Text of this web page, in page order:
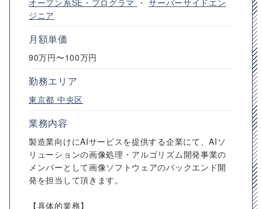
オープン系SE・プログラマ ・サーバーサイドエン
ジニア
月額単価
90万円〜100万円
勤務エリア
東京都 中央区
業務内容
製造業向けにAIサービスを提供する企業にて、AIソ
リューションの画像処理・アルゴリズム開発事業の
メンバーとして画像ソフトウェアのバックエンド開
発を担当して頂きます。
【具体的業務】